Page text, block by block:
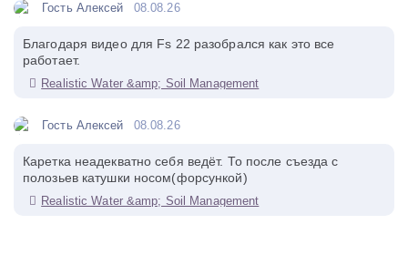
Гость Алексей 08.08.26
Благодаря видео для Fs 22 разобрался как это все
работает.
Realistic Water &amp; Soil Management
Гость Алексей 08.08.26
Каретка неадекватно себя ведёт. То после съезда с
полозьев катушки носом(форсункой)
Realistic Water &amp; Soil Management